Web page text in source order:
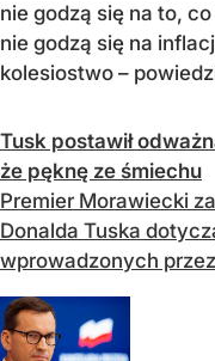
nie godzą się na to,
nie godzą się na
kolesiostwo –
Tusk postawił
że pęknę ze śmiechu
Premier Morawiecki
Donalda Tuska
wprowadzonych